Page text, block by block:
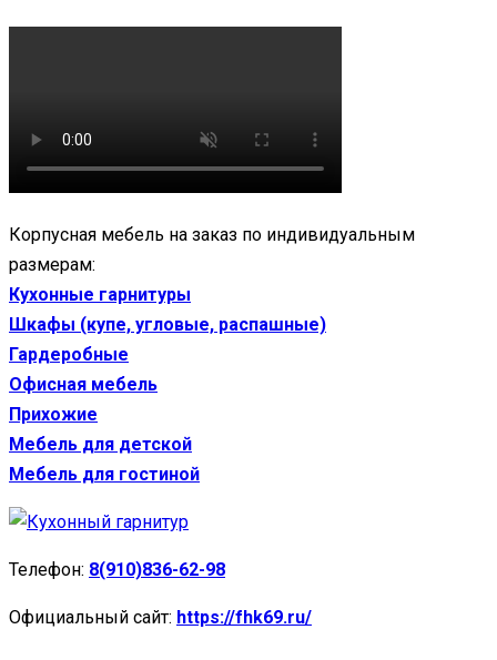
Корпусная мебель на заказ по индивидуальным
размерам:
Кухонные гарнитуры
Шкафы (купе, угловые, распашные)
Гардеробные
Офисная мебель
Прихожие
Мебель для детской
Мебель для гостиной
Телефон: 8(910)836-62-98
Официальный сайт: https://fhk69.ru/